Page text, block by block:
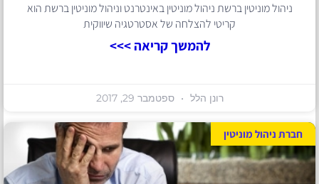
ניהול מוניטין ברשת ניהול מוניטין באינטרנט וניהול מוניטין ברשת הוא
קריטי להצלחה של אסטרטגיה שיווקית
להמשך קריאה >>>
רונן הלל ספטמבר 29, 2017
חברת ניהול מוניטין